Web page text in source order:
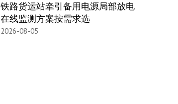
铁路货运站牵引备用电源局部放电
在线监测方案按需求选
2026-08-05